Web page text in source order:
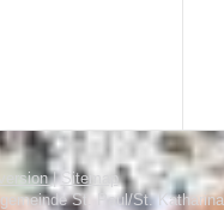
| Sitemap
St. Paul/St. Katharina